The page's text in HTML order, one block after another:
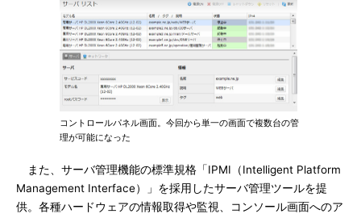
コントロールパネル画面。今回から単一の画面で複数台の管
理が可能になった
また、サーバ管理機能の標準規格「IPMI（Intelligent Platform
Management Interface）」を採用したサーバ管理ツールを提
供。各種ハードウェアの情報取得や監視、コンソール画面へのア